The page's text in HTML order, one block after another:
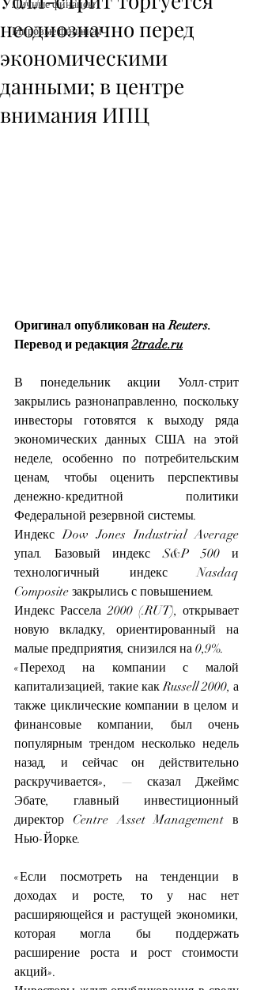
Личные финансы
Мировые финансы
неоднозначно перед
экономическими
данными; в центре
внимания ИПЦ
Оригинал опубликован на Reuters.
Перевод и редакция 2trade.ru
В понедельник акции Уолл-стрит
закрылись разнонаправленно, поскольку
инвесторы готовятся к выходу ряда
экономических данных США на этой
неделе, особенно по потребительским
ценам, чтобы оценить перспективы
денежно-кредитной политики
Федеральной резервной системы.
Индекс Dow Jones Industrial Average
упал. Базовый индекс S&P 500 и
технологичный индекс Nasdaq
Composite закрылись с повышением.
Индекс Рассела 2000 (.RUT), открывает
новую вкладку, ориентированный на
малые предприятия, снизился на 0,9%.
«Переход на компании с малой
капитализацией, такие как Russell 2000, а
также циклические компании в целом и
финансовые компании, был очень
популярным трендом несколько недель
назад, и сейчас он действительно
раскручивается», — сказал Джеймс
Эбате, главный инвестиционный
директор Centre Asset Management в
Нью-Йорке.
«Если посмотреть на тенденции в
доходах и росте, то у нас нет
расширяющейся и растущей экономики,
которая могла бы поддержать
расширение роста и рост стоимости
акций».